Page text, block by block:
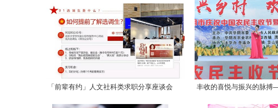
「前辈有约」人文社科类求职分享座谈会
丰收的喜悦与振兴的脉